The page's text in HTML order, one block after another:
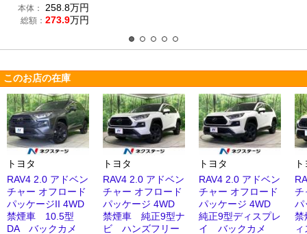
本体： 258.8万円
総額： 273.9万円
このお店の在庫
トヨタ
RAV4 2.0 アドベン
チャー オフロード
パッケージII 4WD
禁煙車 10.5型
DA バックカメ
トヨタ
RAV4 2.0 アドベン
チャー オフロード
パッケージ 4WD
禁煙車 純正9型ナ
ビ ハンズフリー
トヨタ
RAV4 2.0 アドベン
チャー オフロード
パッケージ 4WD
純正9型ディスプレ
イ バックカメ
チ
パ
禁